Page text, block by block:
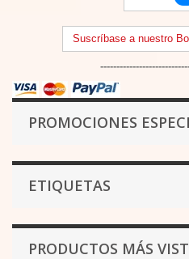
Suscríbase a nuestro
PROMOCIONES
ETIQUETAS
PRODUCTOS MÁS